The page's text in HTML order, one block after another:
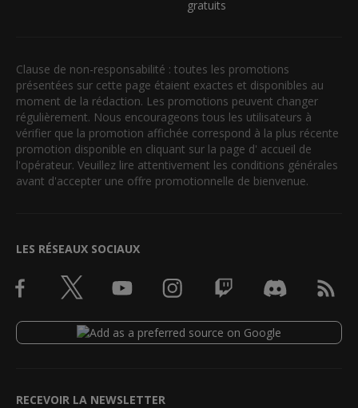
gratuits
Clause de non-responsabilité : toutes les promotions
présentées sur cette page étaient exactes et disponibles au
moment de la rédaction. Les promotions peuvent changer
régulièrement. Nous encourageons tous les utilisateurs à
vérifier que la promotion affichée correspond à la plus récente
promotion disponible en cliquant sur la page d' accueil de
l'opérateur. Veuillez lire attentivement les conditions générales
avant d'accepter une offre promotionnelle de bienvenue.
LES RÉSEAUX SOCIAUX
RECEVOIR LA NEWSLETTER